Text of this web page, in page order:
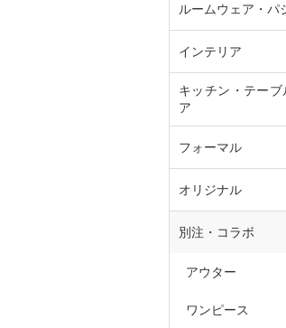
ルームウェア・パ
インテリア
キッチン・テーブ
ア
フォーマル
オリジナル
別注・コラボ
アウター
ワンピース